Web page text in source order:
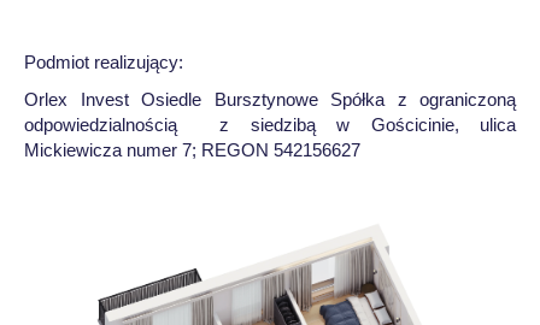
Podmiot realizujący:
Orlex Invest Osiedle Bursztynowe Spółka z ograniczoną
odpowiedzialnością z siedzibą w Gościcinie, ulica
Mickiewicza numer 7; REGON 542156627